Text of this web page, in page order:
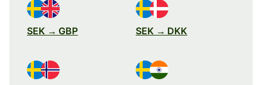
SEK → GBP SEK → DKK